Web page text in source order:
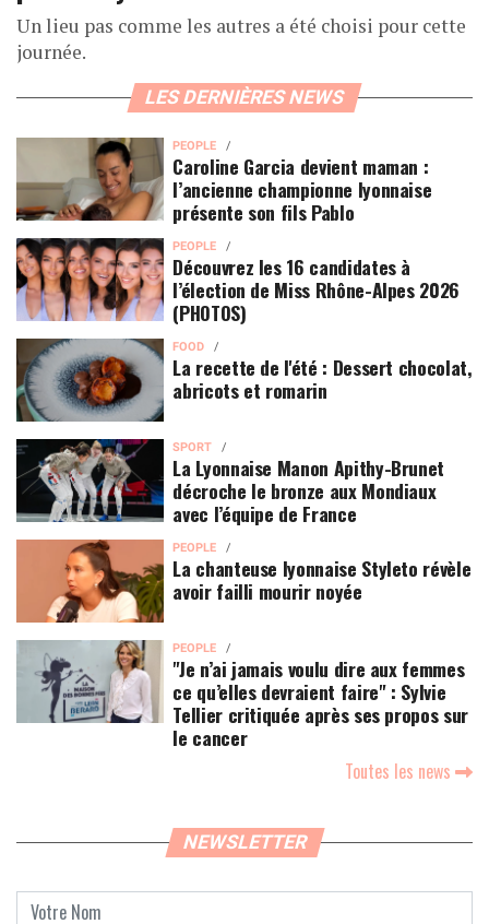
Un lieu pas comme les autres a été choisi pour cette
journée.
LES DERNIÈRES NEWS
PEOPLE
Caroline Garcia devient maman :
l’ancienne championne lyonnaise
présente son fils Pablo
PEOPLE
Découvrez les 16 candidates à
l’élection de Miss Rhône-Alpes 2026
(PHOTOS)
FOOD
La recette de l'été : Dessert chocolat,
abricots et romarin
SPORT
La Lyonnaise Manon Apithy-Brunet
décroche le bronze aux Mondiaux
avec l’équipe de France
PEOPLE
La chanteuse lyonnaise Styleto révèle
avoir failli mourir noyée
PEOPLE
"Je n’ai jamais voulu dire aux femmes
ce qu’elles devraient faire" : Sylvie
Tellier critiquée après ses propos sur
le cancer
Toutes les news
NEWSLETTER